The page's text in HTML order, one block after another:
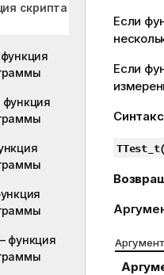
скриптa
функция
Если
Если
TTest_t(